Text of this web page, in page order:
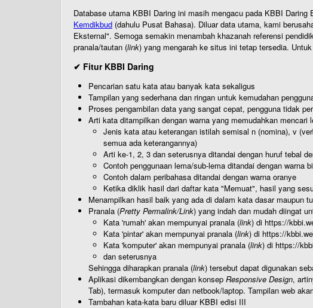
Database utama KBBI Daring ini masih mengacu pada KBBI
Kemdikbud (dahulu Pusat Bahasa). Diluar data utama, kami
Eksternal". Semoga semakin menambah khazanah referensi
pranala/tautan (link) yang mengarah ke situs ini tetap tersedia.
✔ Fitur KBBI Daring
Pencarian satu kata atau banyak kata sekaligus
Tampilan yang sederhana dan ringan untuk kemudahan
Proses pengambilan data yang sangat cepat, pengguna tidak
Arti kata ditampilkan dengan warna yang memudahkan
Jenis kata atau keterangan istilah semisal n (nomina), v
semua ada keterangannya)
Arti ke-1, 2, 3 dan seterusnya ditandai dengan huruf tebal
Contoh penggunaan lema/sub-lema ditandai dengan warna
Contoh dalam peribahasa ditandai dengan warna oranye
Ketika diklik hasil dari daftar kata "Memuat", hasil yang
Menampilkan hasil baik yang ada di dalam kata dasar maupun
Pranala (Pretty Permalink/Link) yang indah dan mudah diingat
Kata 'rumah' akan mempunyai pranala (link) di https://
Kata 'pintar' akan mempunyai pranala (link) di https://
Kata 'komputer' akan mempunyai pranala (link) di https://
dan seterusnya
Sehingga diharapkan pranala (link) tersebut dapat digunakan
Aplikasi dikembangkan dengan konsep Responsive Design,
Tab), termasuk komputer dan netbook/laptop. Tampilan web
Tambahan kata-kata baru diluar KBBI edisi III